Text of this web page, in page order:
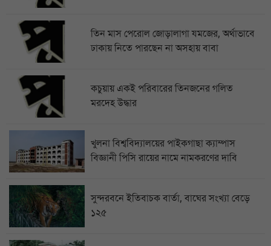
তিন মাস পেরোল জোড়ালাগা যমজের, অর্থাভাবে
ঢাকায় নিতে পারছেন না অসহায় বাবা
কচুয়ায় একই পরিবারের তিনজনের গলিত
মরদেহ উদ্ধার
খুলনা বিশ্ববিদ্যালয়ের পাইকগাছা ক্যাম্পাস
বিজ্ঞানী পিসি রায়ের নামে নামকরণের দাবি
সুন্দরবনে ইতিবাচক বার্তা, বাঘের সংখ্যা বেড়ে
১২৫